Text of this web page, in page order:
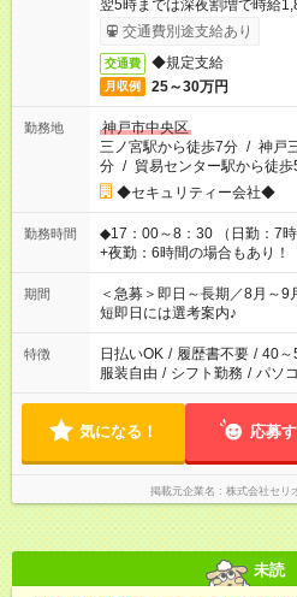
翌5時までは深夜割増で時給
払いOK
交通費別途支給あり
交通費 ◆規定支給
月収例 25～30万円
勤務地
神戸市中央区
三ノ宮駅から徒歩7分 / 神戸
分 / 貿易センター駅から徒歩
◆セキュリティー会社◆
勤務時間
◆17：00～8：30 （日勤：7
+夜勤：6時間の場合もあり！ ・休憩：180分 （日勤時間帯1時
間+夜勤時間帯2時間もしくは
の場合あり） 。*。未経験から挑戦できる。*。 例えば前職が、
在宅/財団法人/事務/コールセ
イーツ販売/ホテルフロント/
躍中♪
期間
＜急募＞即日～長期／8月～
短即日には選考案内♪
特徴 日払いOK / 履歴書不要 / 40～
服装自由 / シフト勤務 / パソ
気になる！ 応募
掲載元企業名 株式会社セリ
未読